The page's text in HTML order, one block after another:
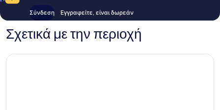
Σύνδεση Εγγραφείτε, είναι δωρεάν
Σχετικά με την περιοχή